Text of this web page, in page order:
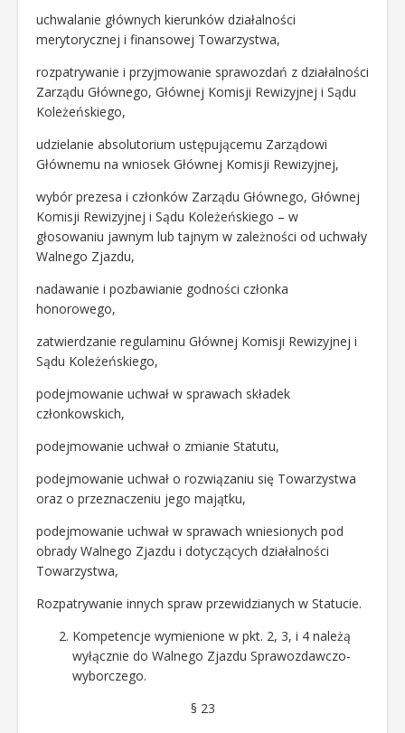
uchwalanie głównych kierunków działalności
merytorycznej i finansowej Towarzystwa,
rozpatrywanie i przyjmowanie sprawozdań z działalności
Zarządu Głównego, Głównej Komisji Rewizyjnej i Sądu
Koleżeńskiego,
udzielanie absolutorium ustępującemu Zarządowi
Głównemu na wniosek Głównej Komisji Rewizyjnej,
wybór prezesa i członków Zarządu Głównego, Głównej
Komisji Rewizyjnej i Sądu Koleżeńskiego – w
głosowaniu jawnym lub tajnym w zależności od uchwały
Walnego Zjazdu,
nadawanie i pozbawianie godności członka
honorowego,
zatwierdzanie regulaminu Głównej Komisji Rewizyjnej i
Sądu Koleżeńskiego,
podejmowanie uchwał w sprawach składek
członkowskich,
podejmowanie uchwał o zmianie Statutu,
podejmowanie uchwał o rozwiązaniu się Towarzystwa
oraz o przeznaczeniu jego majątku,
podejmowanie uchwał w sprawach wniesionych pod
obrady Walnego Zjazdu i dotyczących działalności
Towarzystwa,
Rozpatrywanie innych spraw przewidzianych w Statucie.
Kompetencje wymienione w pkt. 2, 3, i 4 należą
wyłącznie do Walnego Zjazdu Sprawozdawczo-
wyborczego.
§ 23